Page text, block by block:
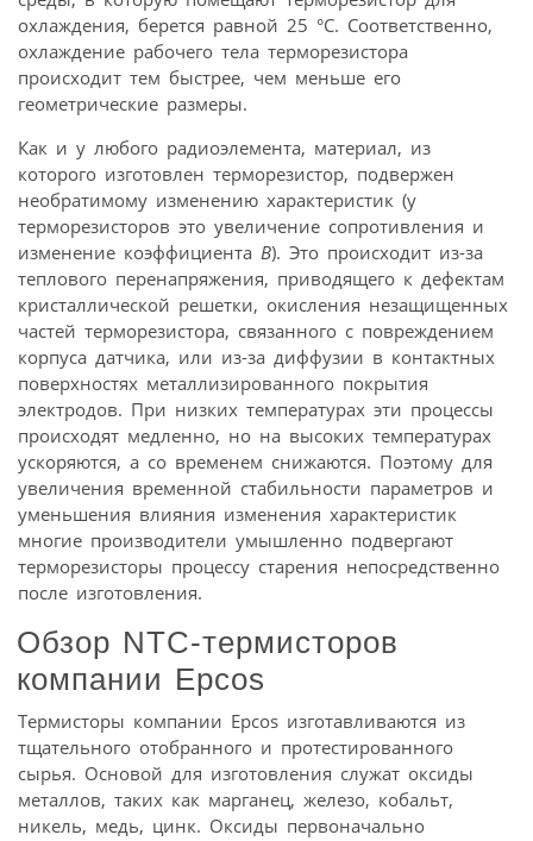
охлаждения, берется равной 25 °С. Соответственно,
охлаждение рабочего тела терморезистора
происходит тем быстрее, чем меньше его
геометрические размеры.
Как и у любого радиоэлемента, материал, из
которого изготовлен терморезистор, подвержен
необратимому изменению характеристик (у
терморезисторов это увеличение сопротивления и
изменение коэффициента В). Это происходит из-за
теплового перенапряжения, приводящего к дефектам
кристаллической решетки, окисления незащищенных
частей терморезистора, связанного с повреждением
корпуса датчика, или из-за диффузии в контактных
поверхностях металлизированного покрытия
электродов. При низких температурах эти процессы
происходят медленно, но на высоких температурах
ускоряются, а со временем снижаются. Поэтому для
увеличения временной стабильности параметров и
уменьшения влияния изменения характеристик
многие производители умышленно подвергают
терморезисторы процессу старения непосредственно
после изготовления.
Обзор NTC-термисторов
компании Epcos
Термисторы компании Epcos изготавливаются из
тщательного отобранного и протестированного
сырья. Основой для изготовления служат оксиды
металлов, таких как марганец, железо, кобальт,
никель, медь, цинк. Оксиды первоначально